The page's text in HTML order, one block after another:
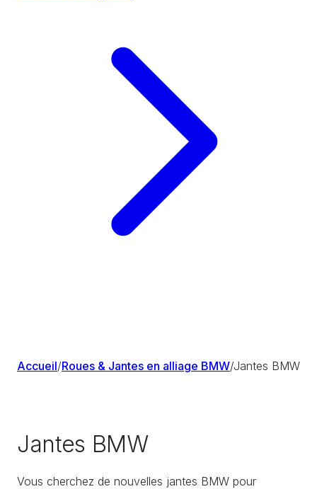
Accueil/Roues & Jantes en alliage BMW/Jantes BMW
Jantes BMW
Vous cherchez de nouvelles jantes BMW pour